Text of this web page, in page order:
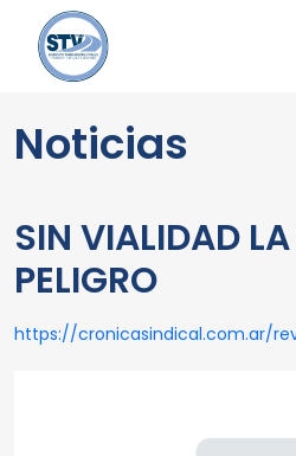
Noticias
SIN VIALIDAD
PELIGRO
https://cronicasindical.com.ar/